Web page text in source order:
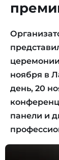
ноября в
день, 20
панели и